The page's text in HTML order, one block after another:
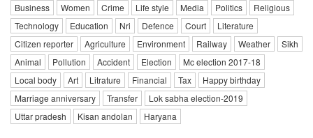
Business
Women Crime Life style Media Politics
Religious
Technology
Education Nri Defence Court
Literature
Citizen reporter
Agriculture Environment Railway Weather
Sikh
Animal
Pollution Accident Election
Mc election 2017-18
Local body
Art Litrature Financial Tax
Happy birthday
Marriage anniversary
Transfer
Lok sabha election-2019
Uttar pradesh
Kisan andolan Haryana